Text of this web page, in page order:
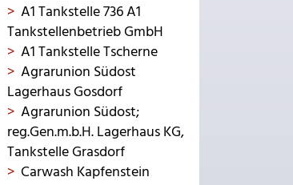
A1 Tankstelle 736 A1
Tankstellenbetrieb GmbH
A1 Tankstelle Tscherne
Agrarunion Südost
Lagerhaus Gosdorf
Agrarunion Südost;
reg.Gen.m.b.H. Lagerhaus KG,
Tankstelle Grasdorf
Carwash Kapfenstein